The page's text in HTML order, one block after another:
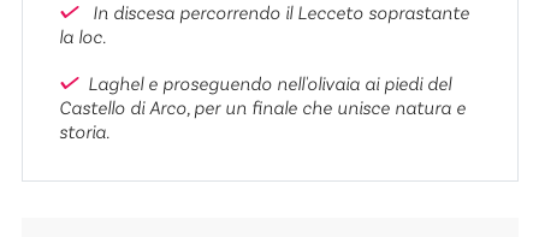
In discesa percorrendo il Lecceto soprastante
la loc.
Laghel e proseguendo nell'olivaia ai piedi del
Castello di Arco, per un finale che unisce natura e
storia.